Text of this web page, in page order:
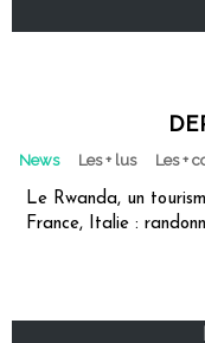
News Les + lus Les +
Le Rwanda, un
France, Italie :